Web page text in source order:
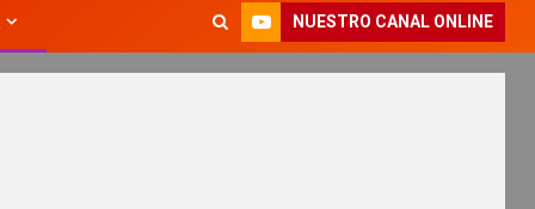
NUESTRO CANAL ONLINE